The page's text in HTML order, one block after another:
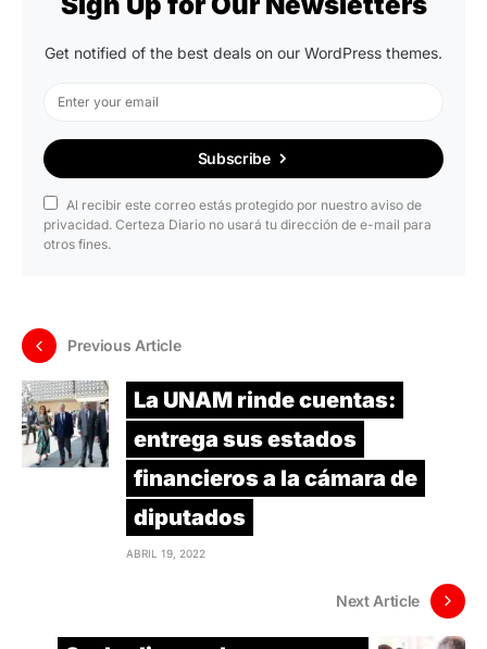
Get notified of the best deals on our WordPress themes.
Subscribe
Al recibir este correo estás protegido por nuestro aviso de
privacidad. Certeza Diario no usará tu dirección de e-mail para
otros fines.
Previous Article
La UNAM rinde cuentas:
entrega sus estados
financieros a la cámara de
diputados
ABRIL 19, 2022
Next Article